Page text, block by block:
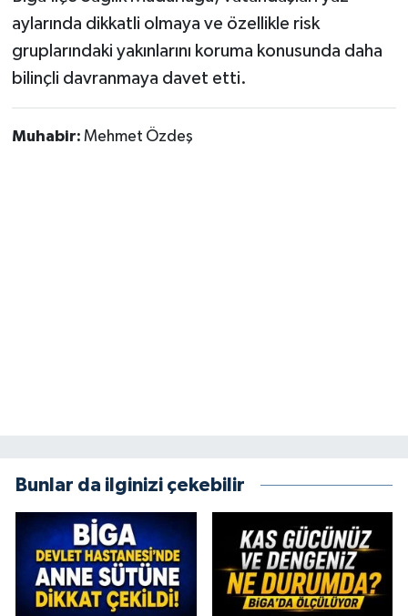
aylarında dikkatli olmaya ve özellikle risk
gruplarındaki yakınlarını koruma konusunda daha
bilinçli davranmaya davet etti.
Muhabir: Mehmet Özdeş
Bunlar da ilginizi çekebilir